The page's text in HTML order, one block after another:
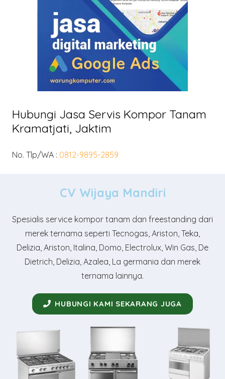
Hubungi Jasa Servis Kompor Tanam
Kramatjati, Jaktim
No. Tlp/WA : 0812-9895-2859
CV Wijaya Mandiri
Spesialis service kompor tanam dan freestanding dari
merek ternama seperti Tecnogas, Ariston, Teka,
Delizia, Ariston, Italina, Domo, Electrolux, Win Gas, De
Dietrich, Delizia, Azalea, La germania dan merek
ternama lainnya.
HUBUNGI KAMI SEKARANG JUGA